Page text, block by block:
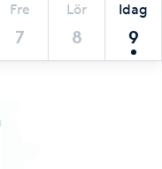
Fre
7
Lör
8
Idag
9